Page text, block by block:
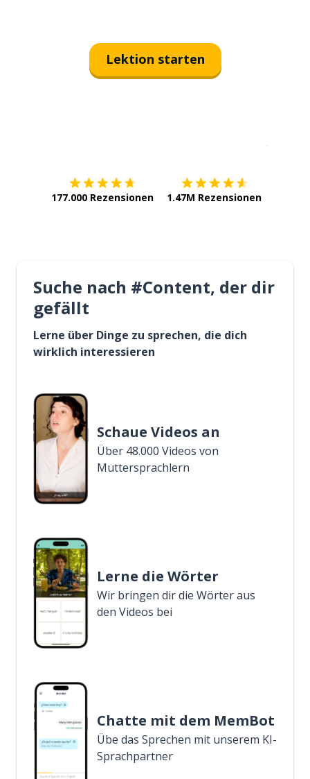
Lektion starten
177.000 Rezensionen 1.47M Rezensionen
Suche nach #Content, der dir
gefällt
Lerne über Dinge zu sprechen, die dich
wirklich interessieren
Schaue Videos an
Über 48.000 Videos von
Muttersprachlern
Lerne die Wörter
Wir bringen dir die Wörter aus
den Videos bei
Chatte mit dem MemBot
Übe das Sprechen mit unserem KI-
Sprachpartner